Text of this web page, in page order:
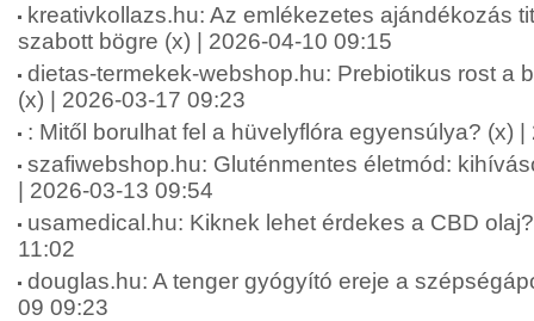
kreativkollazs.hu: Az emlékezetes ajándékozás
szabott bögre (x) | 2026-04-10 09:15
dietas-termekek-webshop.hu: Prebiotikus rost a
(x) | 2026-03-17 09:23
: Mitől borulhat fel a hüvelyflóra egyensúlya? (x)
szafiwebshop.hu: Gluténmentes életmód:
| 2026-03-13 09:54
usamedical.hu: Kiknek lehet érdekes a CBD
11:02
douglas.hu: A tenger gyógyító ereje a
09 09:23